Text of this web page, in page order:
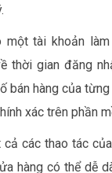
một tài khoản
thời gian đăng
bán hàng của
xác trên phần
cả các thao tác
hàng có thể dễ